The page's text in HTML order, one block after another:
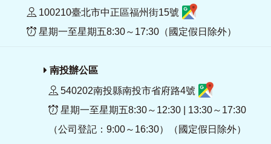
100210臺北市中正區福州街15號
星期一至星期五8:30～17:30（國定假日除外）
南投辦公區
540202南投縣南投市省府路4號
星期一至星期五8:30～12:30 | 13:30～17:30
（公司登記：9:00～16:30）（國定假日除外）